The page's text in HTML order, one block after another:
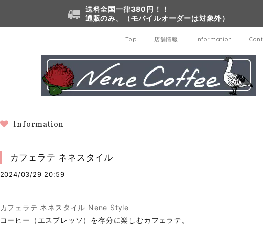
送料全国一律380円！！
通販のみ。（モバイルオーダーは対象外）
Top 店舗情報 Information
Information
カフェラテ ネネスタイル
2024/03/29 20:59
カフェラテ ネネスタイル Nene Style
コーヒー（エスプレッソ）を存分に楽しむカフェラテ。